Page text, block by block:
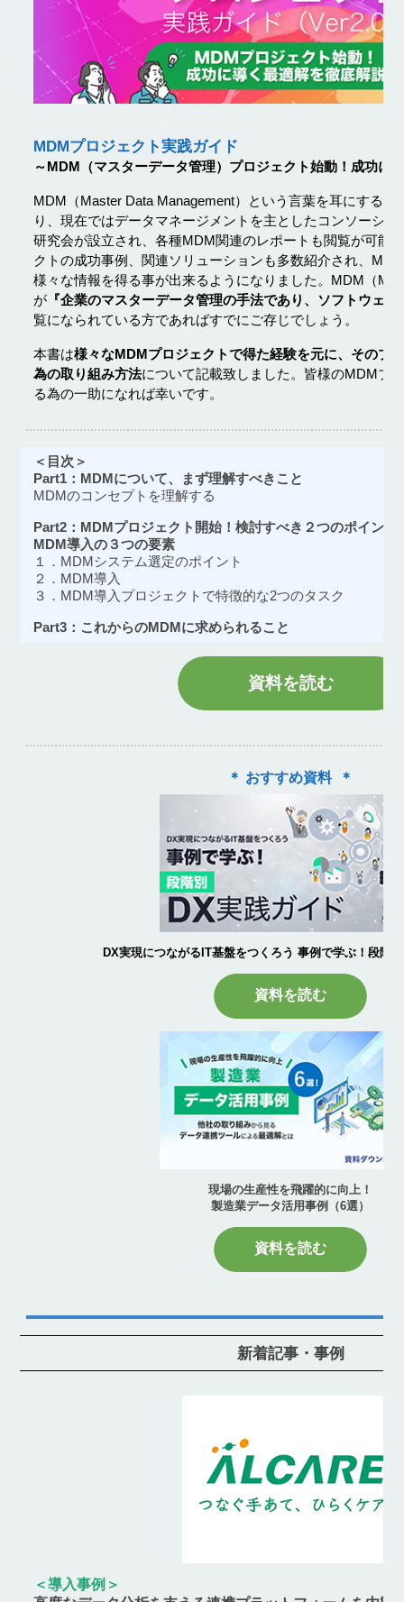
MDMプロジェクト実践ガイド
～MDM（マスターデータ管理）プロジェクト始動！成功に
MDM（Master Data Management）という言葉を耳にするよ
り、現在ではデータマネージメントを主としたコンソーシ
研究会が設立され、各種MDM関連のレポートも閲覧が可能
クトの成功事例、関連ソリューションも多数紹介され、
様々な情報を得る事が出来るようになりました。MDM（
が 『企業のマスターデータ管理の手法であり、ソフトウェア
覧になられている方であればすでにご存じでしょう。
本書は様々なMDMプロジェクトで得た経験を元に、そのプ
為の取り組み方法について記載致しました。皆様のMDMプ
る為の一助になれば幸いです。
＜目次＞
Part1：MDMについて、まず理解すべきこと
MDMのコンセプトを理解する
Part2：MDMプロジェクト開始！検討すべき２つのポイント
MDM導入の３つの要素
１．MDMシステム選定のポイント
２．MDM導入
３．MDM導入プロジェクトで特徴的な2つのタスク
Part3：これからのMDMに求められること
資料を読む
＊ おすすめ資料 ＊
DX実現につながるIT基盤をつくろう 事例で学ぶ！段階
資料を読む
現場の生産性を飛躍的に向上！
製造業データ活用事例（6選）
資料を読む
新着記事・事例
＜導入事例＞